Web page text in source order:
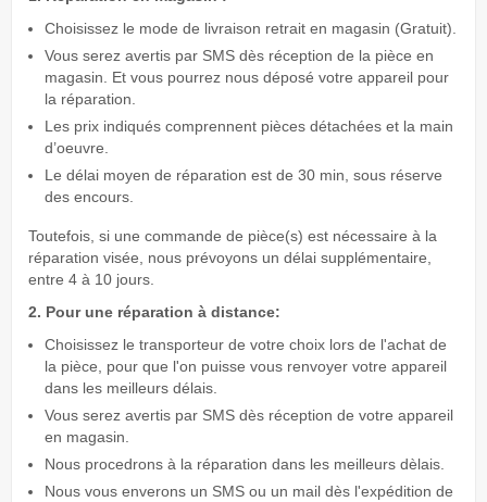
Choisissez le mode de livraison retrait en magasin (Gratuit).
Vous serez avertis par SMS dès réception de la pièce en
magasin. Et vous pourrez nous déposé votre appareil pour
la réparation.
Les prix indiqués comprennent pièces détachées et la main
d’oeuvre.
Le délai moyen de réparation est de 30 min, sous réserve
des encours.
Toutefois, si une commande de pièce(s) est nécessaire à la
réparation visée, nous prévoyons un délai supplémentaire,
entre 4 à 10 jours.
2. Pour une réparation à distance:
Choisissez le transporteur de votre choix lors de l'achat de
la pièce, pour que l'on puisse vous renvoyer votre appareil
dans les meilleurs délais.
Vous serez avertis par SMS dès réception de votre appareil
en magasin.
Nous procedrons à la réparation dans les meilleurs dèlais.
Nous vous enverons un SMS ou un mail dès l'expédition de